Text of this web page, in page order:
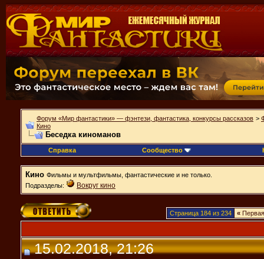
Форум «Мир фантастики» — фэнтези, фантастика, конкурсы рассказов >
Кино
Беседка киноманов
Справка Сообщество
Кино Фильмы и мультфильмы, фантастические и не только.
Подразделы:
Вокруг кино
Страница 184 из 234 « Первая
15.02.2018, 21:26